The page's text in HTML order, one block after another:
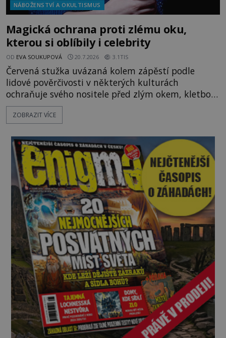
NÁBOŽENSTVÍ A OKULTISMUS
Magická ochrana proti zlému oku,
kterou si oblíbily i celebrity
OD EVA SOUKUPOVÁ 20.7.2026 3.1TIS
Červená stužka uvázaná kolem zápěstí podle
lidové pověrčivosti v některých kulturách
ochraňuje svého nositele před zlým okem, kletbou,
která může přivodit neštěstí či nemoc. S tímto
nenápadným symbolem magické ochrany lze
nebo Leonarda DiCapria. Na Blízkém východě a v
židovských komunitách po celém světě, je
ZOBRAZIT VÍCE